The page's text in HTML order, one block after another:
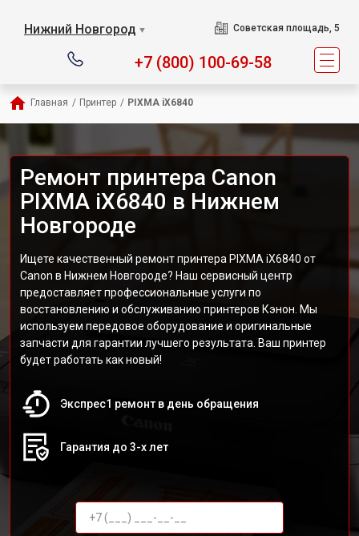
Нижний Новгород ▼ Советская площадь, 5
+7 (800) 100-69-58
Главная / Принтер / PIXMA iX6840
Ремонт принтера Canon
PIXMA iX6840 в Нижнем
Новгороде
Ищете качественный ремонт принтера PIXMA iX6840 от
Canon в Нижнем Новгороде? Наш сервисный центр
предоставляет профессиональные услуги по
восстановлению и обслуживанию принтеров Кэнон. Мы
используем передовое оборудование и оригинальные
запчасти для гарантии лучшего результата. Ваш принтер
будет работать как новый!
Экспрес1 ремонт в день обращения
Гарантия до 3-х лет